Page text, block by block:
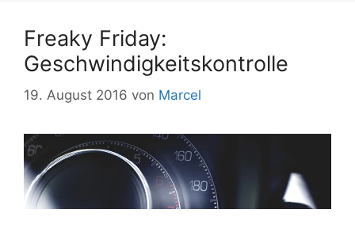
Freaky Friday:
Geschwindigkeitskontrolle
19. August 2016 von Marcel